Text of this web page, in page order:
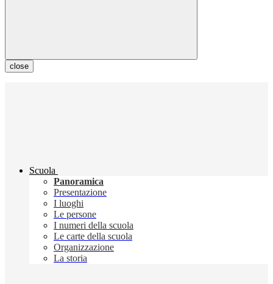
close
Scuola
Panoramica
Presentazione
I luoghi
Le persone
I numeri della scuola
Le carte della scuola
Organizzazione
La storia